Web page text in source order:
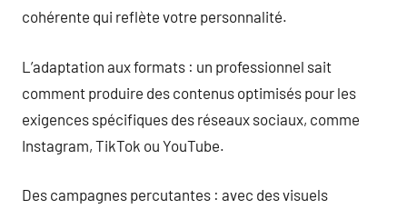
cohérente qui reflète votre personnalité.
L’adaptation aux formats : un professionnel sait
comment produire des contenus optimisés pour les
exigences spécifiques des réseaux sociaux, comme
Instagram, TikTok ou YouTube.
Des campagnes percutantes : avec des visuels